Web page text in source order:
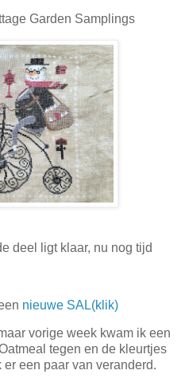
Garden Samplings
deel ligt klaar, nu nog tijd
nieuwe SAL(klik)
vorige week kwam ik een
tegen en de kleurtjes
een paar van veranderd.